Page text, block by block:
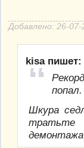
Добавлено: 26-
kisa пишет:
попал.
Шкура
демонтажа